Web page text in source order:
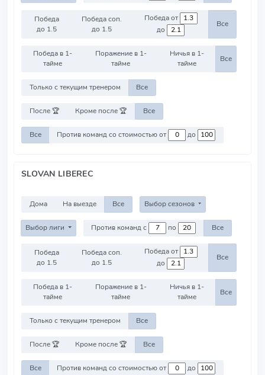
Победа
до 1.5
Победа соп.
до 1.5
Победа от
до
Все
Победа в 1-
тайме
Поражение в 1-
тайме
Ничья в 1-
тайме
Все
Только с текущим тренером Все
После 🏆 Кроме после 🏆 Все
Все Против команд со стоимостью от до
SLOVAN LIBEREC
Дома На выезде Все Выбор сезонов
Выбор лиги Против команд с по Все
Победа
до 1.5
Победа соп.
до 1.5
Победа от
до
Все
Победа в 1-
тайме
Поражение в 1-
тайме
Ничья в 1-
тайме
Все
Только с текущим тренером Все
После 🏆 Кроме после 🏆 Все
Все Против команд со стоимостью от до